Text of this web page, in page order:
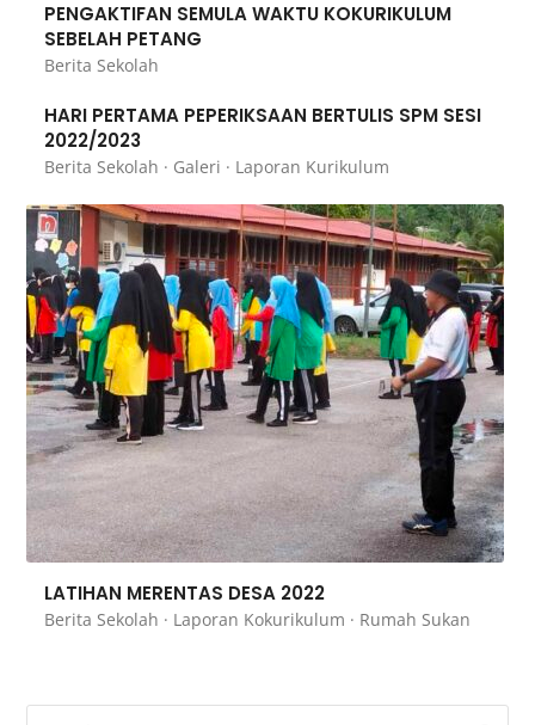
PENGAKTIFAN SEMULA WAKTU KOKURIKULUM
SEBELAH PETANG
Berita Sekolah
HARI PERTAMA PEPERIKSAAN BERTULIS SPM SESI
2022/2023
Berita Sekolah · Galeri · Laporan Kurikulum
LATIHAN MERENTAS DESA 2022
Berita Sekolah · Laporan Kokurikulum · Rumah Sukan